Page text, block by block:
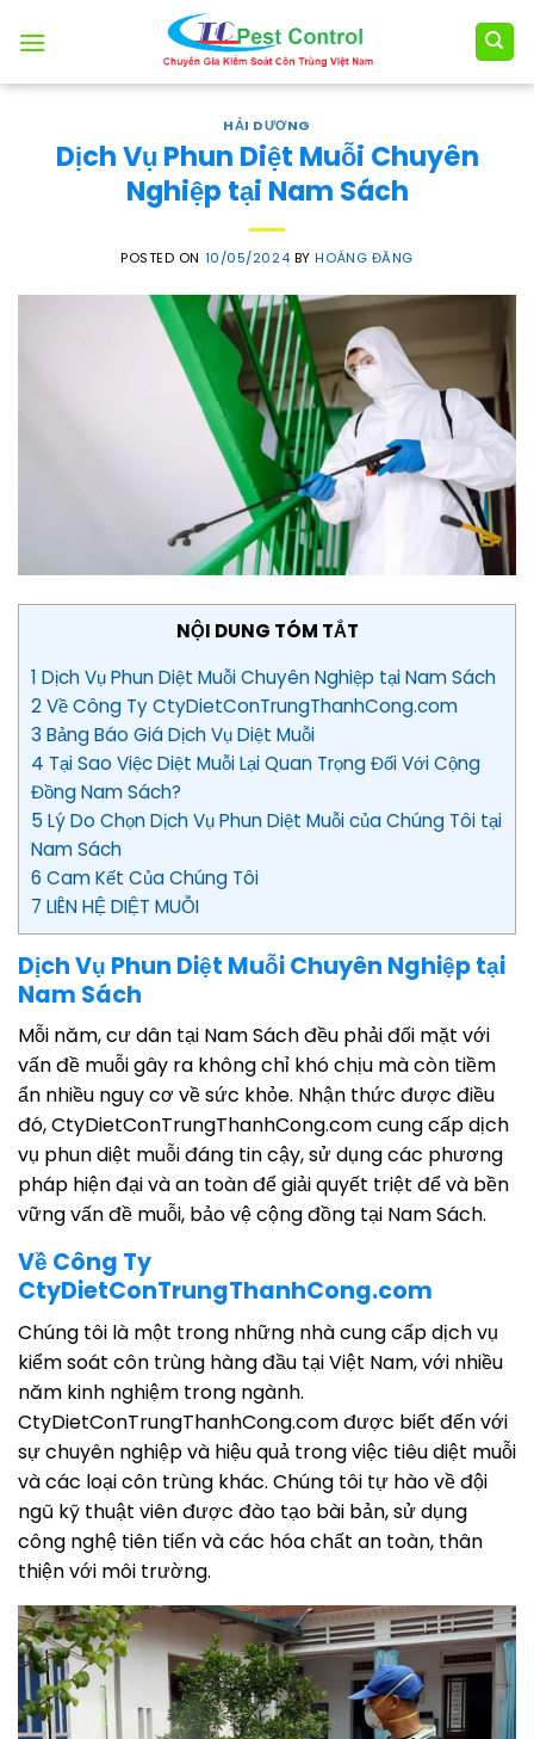
HẢI DƯƠNG
Dịch Vụ Phun Diệt Muỗi Chuyên
Nghiệp tại Nam Sách
POSTED ON 10/05/2024 BYHOÀNG ĐĂNG
NỘI DUNG TÓM TẮT
1 Dịch Vụ Phun Diệt Muỗi Chuyên Nghiệp tại Nam Sách
2 Về Công Ty CtyDietConTrungThanhCong.com
3 Bảng Báo Giá Dịch Vụ Diệt Muỗi
4 Tại Sao Việc Diệt Muỗi Lại Quan Trọng Đối Với Cộng
Đồng Nam Sách?
5 Lý Do Chọn Dịch Vụ Phun Diệt Muỗi của Chúng Tôi tại
Nam Sách
6 Cam Kết Của Chúng Tôi
7 LIÊN HỆ DIỆT MUỖI
Dịch Vụ Phun Diệt Muỗi Chuyên Nghiệp tại
Nam Sách
Mỗi năm, cư dân tại Nam Sách đều phải đối mặt với
vấn đề muỗi gây ra không chỉ khó chịu mà còn tiềm
ẩn nhiều nguy cơ về sức khỏe. Nhận thức được điều
đó, CtyDietConTrungThanhCong.com cung cấp dịch
vụ phun diệt muỗi đáng tin cậy, sử dụng các phương
pháp hiện đại và an toàn để giải quyết triệt để và bền
vững vấn đề muỗi, bảo vệ cộng đồng tại Nam Sách.
Về Công Ty
CtyDietConTrungThanhCong.com
Chúng tôi là một trong những nhà cung cấp dịch vụ
kiểm soát côn trùng hàng đầu tại Việt Nam, với nhiều
năm kinh nghiệm trong ngành.
CtyDietConTrungThanhCong.com được biết đến với
sự chuyên nghiệp và hiệu quả trong việc tiêu diệt muỗi
và các loại côn trùng khác. Chúng tôi tự hào về đội
ngũ kỹ thuật viên được đào tạo bài bản, sử dụng
công nghệ tiên tiến và các hóa chất an toàn, thân
thiện với môi trường.